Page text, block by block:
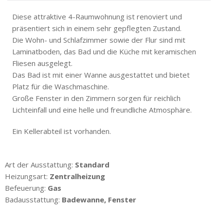
Diese attraktive 4-Raumwohnung ist renoviert und
präsentiert sich in einem sehr gepflegten Zustand.
Die Wohn- und Schlafzimmer sowie der Flur sind mit
Laminatboden, das Bad und die Küche mit keramischen
Fliesen ausgelegt.
Das Bad ist mit einer Wanne ausgestattet und bietet
Platz für die Waschmaschine.
Große Fenster in den Zimmern sorgen für reichlich
Lichteinfall und eine helle und freundliche Atmosphäre.
Ein Kellerabteil ist vorhanden.
Art der Ausstattung: Standard
Heizungsart: Zentralheizung
Befeuerung: Gas
Badausstattung: Badewanne, Fenster